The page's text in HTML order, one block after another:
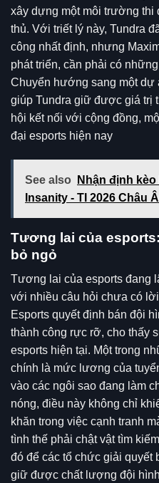
xây dựng một môi trường thi
thủ. Với triết lý này, Tundra
công nhất định, nhưng
phát triển, cần phải có
Chuyển hướng sang một dự
giúp Tundra giữ được giá trị
hội kết nối với cộng đồng,
đại esports hiện nay
See also
Nhận định
Insanity - TI 2026 Châu
Tương lai của
bỏ ngỏ
Tương lai của esports đang
với nhiều câu hỏi chưa có
Esports quyết định bán đội
thành công rực rỡ, cho thấy
esports hiện tại. Một trong
chính là mức lương của
vào các ngôi sao đang làm
nóng, điều này không chỉ
khăn trong việc cạnh tranh
tình thế phải chật vật tìm
đó để các tổ chức giải quyết
giữ được chất lượng đội